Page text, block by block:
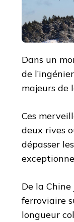
Dans un
de
majeurs de
Ces
deux rives
dépasser
De la
ferroviaire
longueur